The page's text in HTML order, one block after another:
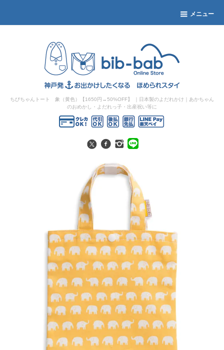
メニュー
ちびちゃんトート 象（黄色）【1650円→50%OFF】
｜日本製のよだれかけ｜あかちゃん
のおめかし・よだれっ子・出産祝い等に